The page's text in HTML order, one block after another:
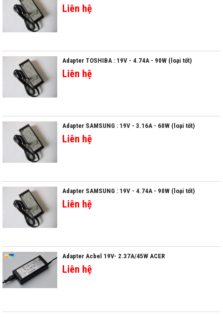
Liên hệ
Adapter TOSHIBA : 19V - 4.74A - 90W (loại tốt)
Liên hệ
Adapter SAMSUNG : 19V - 3.16A - 60W (loại tốt)
Liên hệ
Adapter SAMSUNG : 19V - 4.74A - 90W (loại tốt)
Liên hệ
Adapter Acbel 19V- 2.37A/45W ACER
Liên hệ